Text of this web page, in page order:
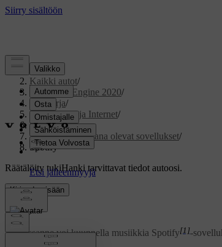
Tuki/
Kaikki autot/
V60 Twin Engine 2020/
Ohjekirja/
Ääni, media ja Internet/
Sovellukset/
Autossa saatavana olevat sovellukset/
Spotify
Räätälöity tukiHanki tarvittavat tiedot autoosi.
Kirjaudu sisään
Spotify
Volvossanne voi kuunnella musiikkia Spotify[1]-